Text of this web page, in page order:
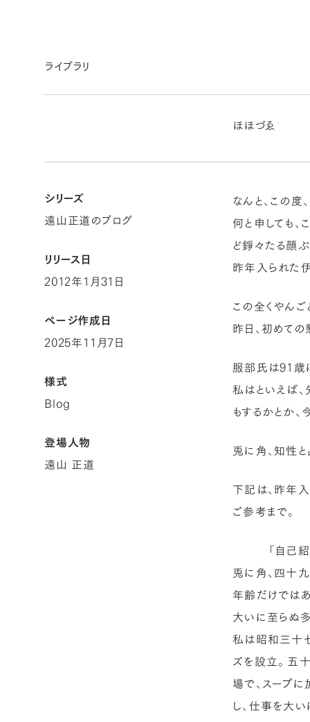
ライブラリ
ほほづゑ
シリーズ
遠山正道のブログ
リリース日
2012年1月31日
ページ作成日
2025年11月7日
様式
Blog
登場人物
遠山 正道
なんと、この
何と申しても
ど錚々たる顔
昨年入られた
この全くやん
昨日、初めて
服部氏は91歳
私はといえば
もするかとか、
兎に角、知性
下記は、昨年
ご参考まで。
「自己紹
兎に角、四十
年齢だけでは
大いに至らぬ
私は昭和三十
ズを設立。五
場で、スープ
し、仕事を大